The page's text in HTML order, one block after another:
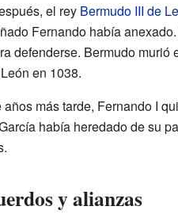
el rey Bermudo III de
Fernando había
defenderse. Bermudo
en 1038.
más tarde, Fernando I
había heredado de su
y alianzas